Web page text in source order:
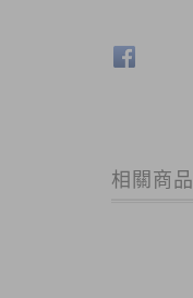
相關商品